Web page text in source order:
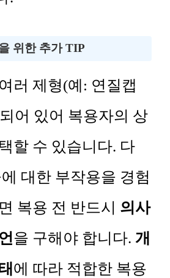
위한 추가 TIP
러 제형(예: 연질캡
어 있어 복용자의 상
할 수 있습니다. 다
대한 부작용을 경험
복용 전 반드시 의사
을 구해야 합니다. 개
에 따라 적합한 복용